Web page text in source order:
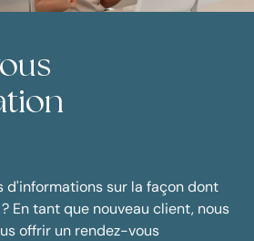
d'informations sur la façon dont
En tant que nouveau client, nous
offrir un rendez-vous